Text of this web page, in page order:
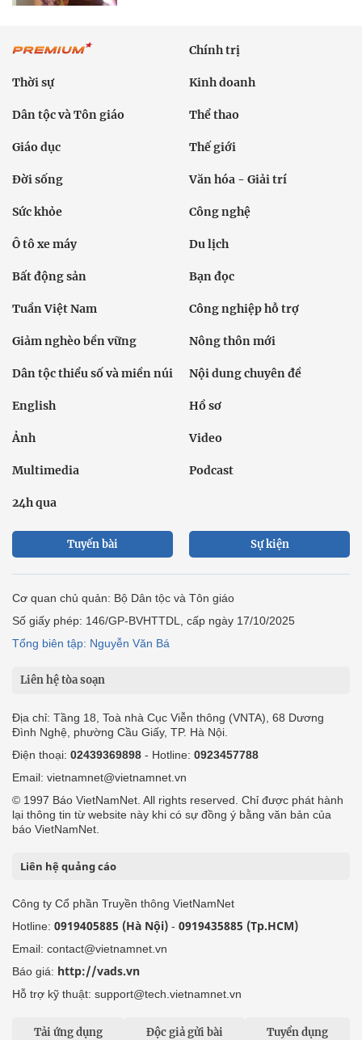
Chính trị
Thời sự Kinh doanh
Dân tộc và Tôn giáo Thể thao
Giáo dục Thế giới
Đời sống Văn hóa - Giải trí
Sức khỏe Công nghệ
Ô tô xe máy Du lịch
Bất động sản Bạn đọc
Tuần Việt Nam Công nghiệp hỗ trợ
Giảm nghèo bền vững Nông thôn mới
Dân tộc thiểu số và miền núi Nội dung chuyên đề
English Hồ sơ
Ảnh Video
Multimedia Podcast
24h qua
Tuyến bài Sự kiện
Cơ quan chủ quản: Bộ Dân tộc và Tôn giáo
Số giấy phép: 146/GP-BVHTTDL, cấp ngày 17/10/2025
Tổng biên tập: Nguyễn Văn Bá
Liên hệ tòa soạn
Địa chỉ: Tầng 18, Toà nhà Cục Viễn thông (VNTA), 68 Dương
Đình Nghệ, phường Cầu Giấy, TP. Hà Nội.
Điện thoại: 02439369898 - Hotline: 0923457788
Email: vietnamnet@vietnamnet.vn
© 1997 Báo VietNamNet. All rights reserved. Chỉ được phát hành
lại thông tin từ website này khi có sự đồng ý bằng văn bản của
báo VietNamNet.
Liên hệ quảng cáo
Công ty Cổ phần Truyền thông VietNamNet
Hotline: 0919405885 (Hà Nội) - 0919435885 (Tp.HCM)
Email: contact@vietnamnet.vn
Báo giá: http://vads.vn
Hỗ trợ kỹ thuật: support@tech.vietnamnet.vn
Tải ứng dụng Độc giả gửi bài Tuyển dụng